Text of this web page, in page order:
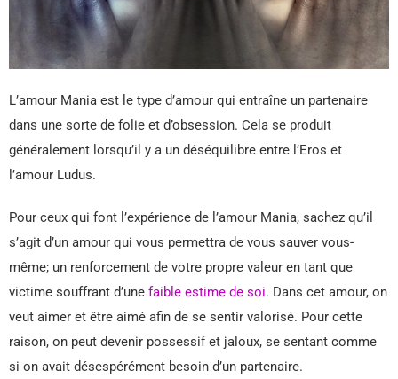
L’amour Mania est le type d’amour qui entraîne un partenaire
dans une sorte de folie et d’obsession. Cela se produit
généralement lorsqu’il y a un déséquilibre entre l’Eros et
l’amour Ludus.
Pour ceux qui font l’expérience de l’amour Mania, sachez qu’il
s’agit d’un amour qui vous permettra de vous sauver vous-
même; un renforcement de votre propre valeur en tant que
victime souffrant d’une faible estime de soi. Dans cet amour, on
veut aimer et être aimé afin de se sentir valorisé. Pour cette
raison, on peut devenir possessif et jaloux, se sentant comme
si on avait désespérément besoin d’un partenaire.